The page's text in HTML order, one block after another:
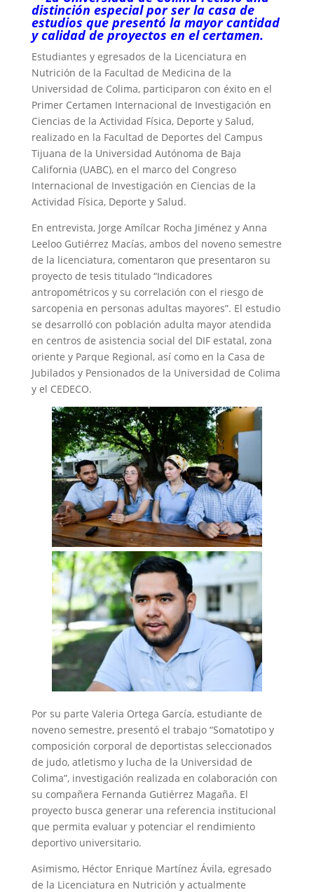
distinción especial por ser la casa de
estudios que presentó la mayor cantidad
y calidad de proyectos en el certamen.
Estudiantes y egresados de la Licenciatura en
Nutrición de la Facultad de Medicina de la
Universidad de Colima, participaron con éxito en el
Primer Certamen Internacional de Investigación en
Ciencias de la Actividad Física, Deporte y Salud,
realizado en la Facultad de Deportes del Campus
Tijuana de la Universidad Autónoma de Baja
California (UABC), en el marco del Congreso
Internacional de Investigación en Ciencias de la
Actividad Física, Deporte y Salud.
En entrevista, Jorge Amílcar Rocha Jiménez y Anna
Leeloo Gutiérrez Macías, ambos del noveno semestre
de la licenciatura, comentaron que presentaron su
proyecto de tesis titulado “Indicadores
antropométricos y su correlación con el riesgo de
sarcopenia en personas adultas mayores”. El estudio
se desarrolló con población adulta mayor atendida
en centros de asistencia social del DIF estatal, zona
oriente y Parque Regional, así como en la Casa de
Jubilados y Pensionados de la Universidad de Colima
y el CEDECO.
Por su parte Valeria Ortega García, estudiante de
noveno semestre, presentó el trabajo “Somatotipo y
composición corporal de deportistas seleccionados
de judo, atletismo y lucha de la Universidad de
Colima”, investigación realizada en colaboración con
su compañera Fernanda Gutiérrez Magaña. El
proyecto busca generar una referencia institucional
que permita evaluar y potenciar el rendimiento
deportivo universitario.
Asimismo, Héctor Enrique Martínez Ávila, egresado
de la Licenciatura en Nutrición y actualmente